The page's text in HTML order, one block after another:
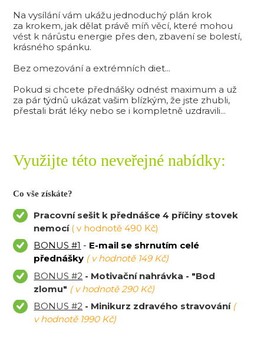
Na vysílání vám ukážu jednoduchý plán krok
za krokem, jak dělat právě míň věcí, které mohou
vést k nárůstu energie přes den, zbavení se bolestí,
krásného spánku.
Bez omezování a extrémních diet...
Pokud si chcete přednášky odnést maximum a už
za pár týdnů ukázat vašim blízkým, že jste zhubli,
přestali brát léky nebo se i kompletně uzdravili...
Využijte této neveřejné nabídky:
Co vše získáte?
Pracovní sešit k přednášce 4 příčiny stovek
nemocí ( v hodnotě 490 Kč)
BONUS #1 - E-mail se shrnutím celé
přednášky ( v hodnotě 149 Kč)
BONUS #2 - Motivační nahrávka - "Bod
zlomu" ( v hodnotě 290 Kč)
BONUS #2 - Minikurz zdravého stravování (
v hodnotě 1990 Kč)